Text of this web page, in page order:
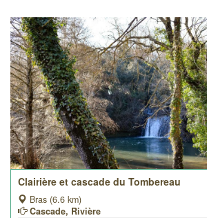
Clairière et cascade du Tombereau
Bras (6.6 km)
Cascade, Rivière